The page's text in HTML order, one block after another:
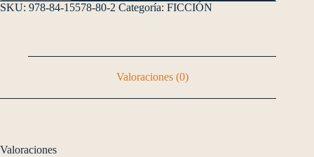
SKU: 978-84-15578-80-2 Categoría: FICCIÓN
Valoraciones (0)
Valoraciones